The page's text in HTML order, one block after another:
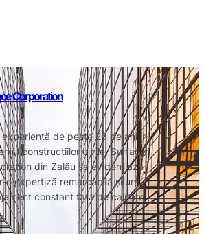
Corporation
experiență de peste 20 de ani în
construcțiilor civile, Surface
din Zalău se evidențiază
o expertiză remarcabilă și un
constant față de calitate.